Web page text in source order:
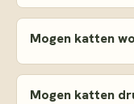
Mogen katten
Mogen katten